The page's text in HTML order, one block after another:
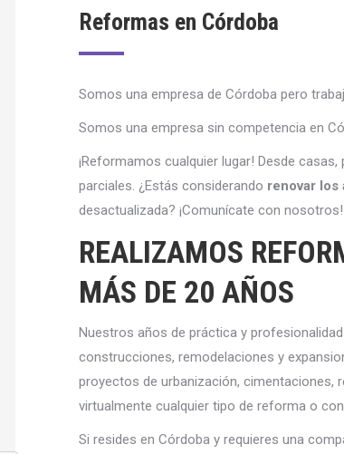
Reformas en Córdoba
Somos una empresa de Córdoba pero
Somos una empresa sin competencia en
¡Reformamos cualquier lugar! Desde casas,
parciales ¿Estás considerando renovar los
desactualizada? ¡Comunícate con nosotros!
REALIZAMOS
MÁS DE 20 AÑOS
Nuestros años de práctica y profesionalidad
construcciones, remodelaciones y
proyectos de urbanización, cimentaciones,
virtualmente cualquier tipo de reforma o
Si resides en Córdoba y requieres una comp